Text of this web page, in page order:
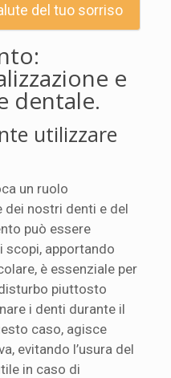
del tuo sorriso
e
dentale.
utilizzare
un ruolo
dei nostri denti e del
può essere
scopi, apportando
è essenziale per
piuttosto
i denti durante il
caso, agisce
evitando l’usura del
in caso di